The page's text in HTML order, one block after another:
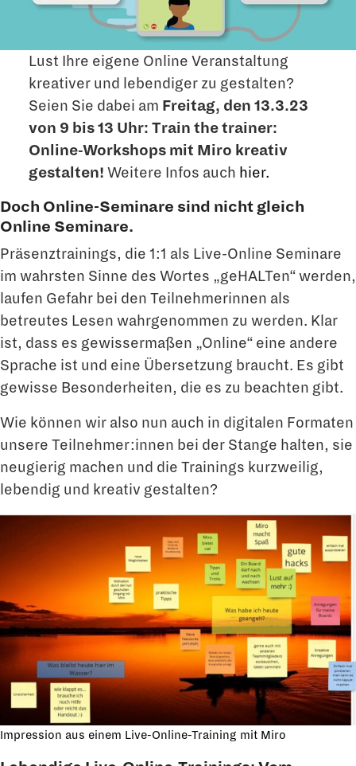
Lust Ihre eigene Online Veranstaltung
kreativer und lebendiger zu gestalten?
Seien Sie dabei am Freitag, den 13.3.23
von 9 bis 13 Uhr: Train the trainer:
Online-Workshops mit Miro kreativ
gestalten! Weitere Infos auch hier.
Doch Online-Seminare sind nicht gleich
Online Seminare.
Präsenztrainings, die 1:1 als Live-Online Seminare
im wahrsten Sinne des Wortes „geHALTen“ werden,
laufen Gefahr bei den Teilnehmerinnen als
betreutes Lesen wahrgenommen zu werden. Klar
ist, dass es gewissermaßen „Online“ eine andere
Sprache ist und eine Übersetzung braucht. Es gibt
gewisse Besonderheiten, die es zu beachten gibt.
Wie können wir also nun auch in digitalen Formaten
unsere Teilnehmer:innen bei der Stange halten, sie
neugierig machen und die Trainings kurzweilig,
lebendig und kreativ gestalten?
Impression aus einem Live-Online-Training mit Miro